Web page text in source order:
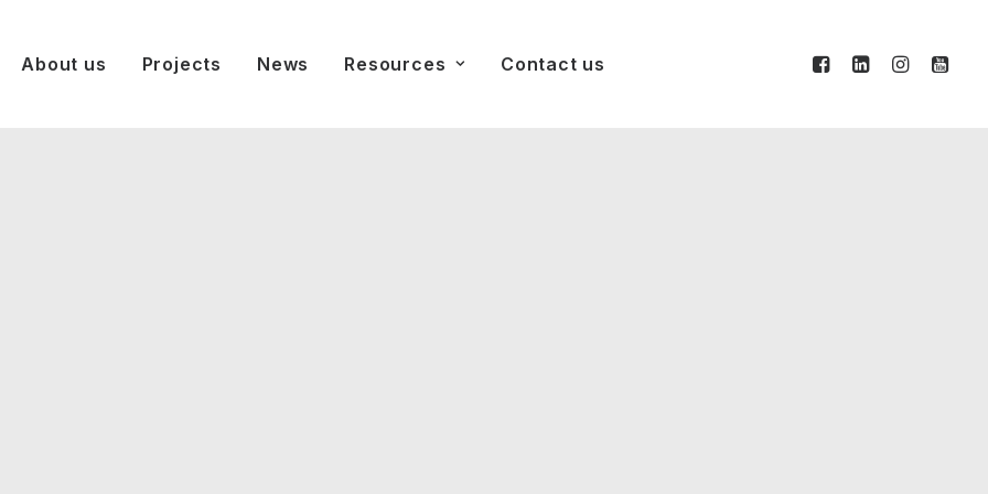
About us Projects News Resources Contact us